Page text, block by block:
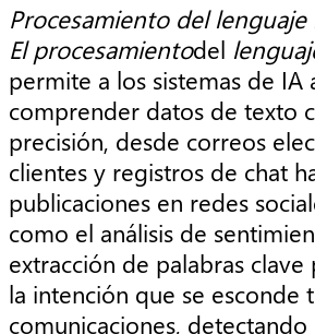
Procesamiento del
El procesamientodel
permite a los sistemas de IA
comprender datos de texto
precisión, desde correos
clientes y registros de chat
publicaciones en redes
como el análisis de
extracción de palabras
la intención que se esconde
comunicaciones,